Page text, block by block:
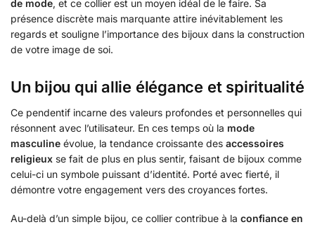
de mode, et ce collier est un moyen idéal de le faire. Sa
présence discrète mais marquante attire inévitablement les
regards et souligne l’importance des bijoux dans la construction
de votre image de soi.
Un bijou qui allie élégance et spiritualité
Ce pendentif incarne des valeurs profondes et personnelles qui
résonnent avec l’utilisateur. En ces temps où la mode
masculine évolue, la tendance croissante des accessoires
religieux se fait de plus en plus sentir, faisant de bijoux comme
celui-ci un symbole puissant d’identité. Porté avec fierté, il
démontre votre engagement vers des croyances fortes.
Au-delà d’un simple bijou, ce collier contribue à la confiance en